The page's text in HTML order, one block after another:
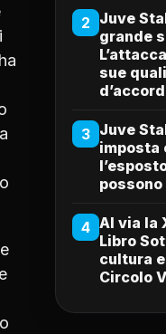
2 Juve
grande
sue
3 Juve
imposta
4 Al via la
Libro
cultura
Circolo